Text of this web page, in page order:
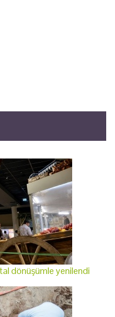
dönüşümle yenilendi